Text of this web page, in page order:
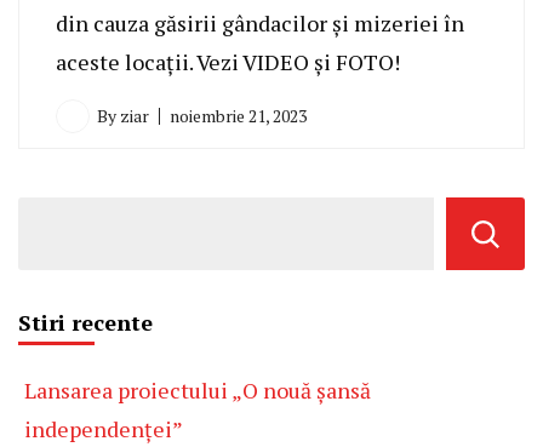
din cauza găsirii gândacilor și mizeriei în
aceste locații. Vezi VIDEO și FOTO!
By ziar noiembrie 21, 2023
Stiri recente
Lansarea proiectului „O nouă șansă
independenței”